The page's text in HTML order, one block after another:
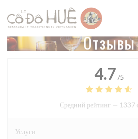
Панель управления cookies
Отзывы
4.7 /5
Средний рейтинг — 1337
Услуги